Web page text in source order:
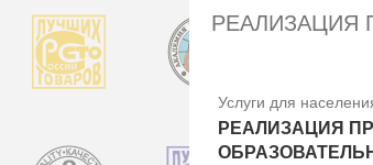
РЕАЛИЗАЦИЯ
Услуги для
РЕАЛИЗАЦИЯ